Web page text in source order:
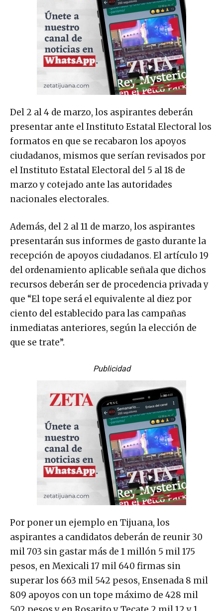
Del 2 al 4 de marzo, los aspirantes deberán
presentar ante el Instituto Estatal Electoral los
formatos en que se recabaron los apoyos
ciudadanos, mismos que serían revisados por
el Instituto Estatal Electoral del 5 al 18 de
marzo y cotejado ante las autoridades
nacionales electorales.
Además, del 2 al 11 de marzo, los aspirantes
presentarán sus informes de gasto durante la
recepción de apoyos ciudadanos. El artículo 19
del ordenamiento aplicable señala que dichos
recursos deberán ser de procedencia privada y
que “El tope será el equivalente al diez por
ciento del establecido para las campañas
inmediatas anteriores, según la elección de
que se trate”.
Publicidad
Por poner un ejemplo en Tijuana, los
aspirantes a candidatos deberán de reunir 30
mil 703 sin gastar más de 1 millón 5 mil 175
pesos, en Mexicali 17 mil 640 firmas sin
superar los 663 mil 542 pesos, Ensenada 8 mil
809 apoyos con un tope máximo de 428 mil